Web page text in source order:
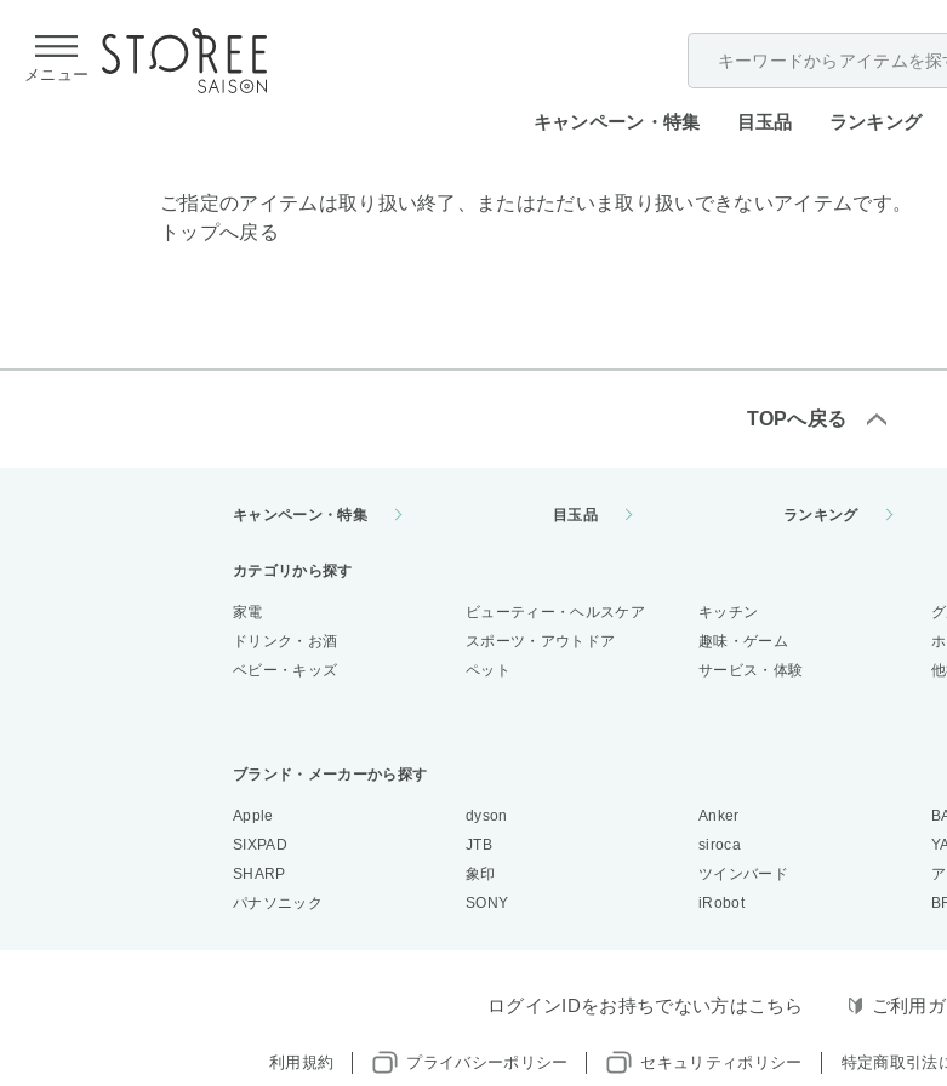
メニュー
キャンペーン・特集 目玉品 ランキング
ご指定のアイテムは取り扱い終了、またはただいま取り扱いできないアイテムです。
トップへ戻る
TOPへ戻る
キャンペーン・特集 目玉品 ランキング
カテゴリから探す
家電 ビューティー・ヘルスケア キッチン
ドリンク・お酒
スポーツ・アウトドア 趣味・ゲーム
ベビー・キッズ
ペット サービス・体験
ブランド・メーカーから探す
Apple dyson Anker
SIXPAD
JTB siroca
SHARP
象印 ツインバード
パナソニック
SONY iRobot
ログインIDをお持ちでない方はこちら ご利用
利用規約 プライバシーポリシー セキュリティポリシー 特定商取引法